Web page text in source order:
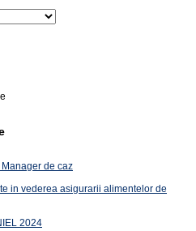
de caz
in vederea asigurarii alimentelor de
2024